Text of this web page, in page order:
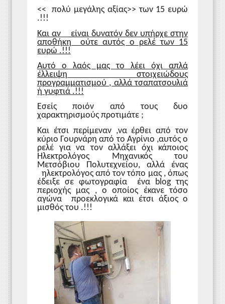
<< πολύ μεγάλης αξίας>> των 15 ευρώ
.!!!
Και αν είναι δυνατόν δεν υπήρχε στην
αποθήκη ούτε αυτός ο ρελέ των 15
ευρώ .!!!
Αυτό ο λαός μας το λέει όχι απλά
έλλειψη στοιχειώδους
προγραμματισμού , αλλά τσαπατσουλιά
ή γυφτιά .!!!
Εσείς ποιόν από τους δυο
χαρακτηρισμούς προτιμάτε ;
Και έτσι περίμεναν ,να έρθει από τον
κύριο Γουρνάρη από το Αγρίνιο ,αυτός ο
ρελέ για να τον αλλάξει όχι κάποιος
Ηλεκτρολόγος Μηχανικός του
Μετσόβιου Πολυτεχνείου, αλλά ένας
ηλεκτρολόγος από τον τόπο μας , όπως
έδειξε σε φωτογραφία ένα
blog της
περιοχής μας , ο οποίος έκανε τόσο
αγώνα προεκλογικά και έτσι άξιος ο
μισθός του .!!!